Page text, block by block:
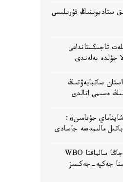
ورىندىق ستاديوننىڭ قۇرىلىسى
تاجىكستانداعى
جۇلدە يەلەندى
ساتبايەۆتىڭ
ەسىمى اتالدى
جۇتامىن»:
مالىمدەمە جاسادى
جانىبەك ءالىمحان ۇلى جاڭا سالماقتا WBO
2-ساتىسىنا جەكپە-جەكسىز